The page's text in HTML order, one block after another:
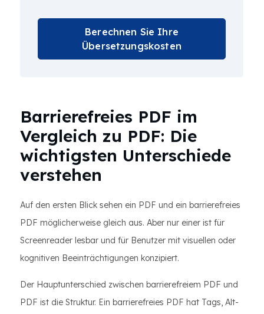
Berechnen Sie Ihre
Übersetzungskosten
Barrierefreies PDF im
Vergleich zu PDF: Die
wichtigsten Unterschiede
verstehen
Auf den ersten Blick sehen ein PDF und ein barrierefreies
PDF möglicherweise gleich aus. Aber nur einer ist für
Screenreader lesbar und für Benutzer mit visuellen oder
kognitiven Beeinträchtigungen konzipiert.
Der Hauptunterschied zwischen barrierefreiem PDF und
PDF ist die Struktur. Ein barrierefreies PDF hat Tags, Alt-